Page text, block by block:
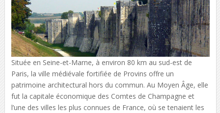
Située en Seine-et-Marne, à environ 80 km au sud-est de
Paris, la ville médiévale fortifiée de Provins offre un
patrimoine architectural hors du commun. Au Moyen Âge, elle
fut la capitale économique des Comtes de Champagne et
l’une des villes les plus connues de France, où se tenaient les